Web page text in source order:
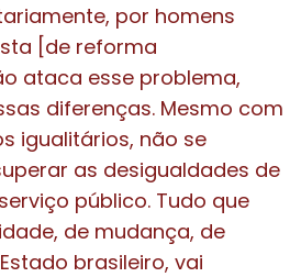
por homens
[de reforma
ataca esse problema,
diferenças. Mesmo com
igualitários, não se
as desigualdades de
público. Tudo que
de mudança, de
brasileiro, vai